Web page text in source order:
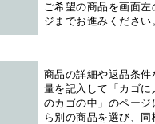
ご希望の商品を画面
ジまでお進みください
商品の詳細や返品条
量を記入して「カゴ
のカゴの中」のペー
ら別の商品を選び、